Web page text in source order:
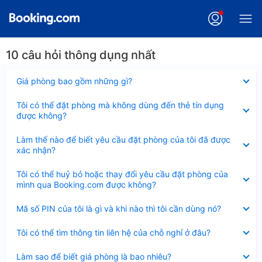
10 câu hỏi thông dụng nhất
Giá phòng bao gồm những gì?
thu
Tôi có thể đặt phòng mà không dùng đến thẻ tín dụng
được không?
thu
gọn
Làm thế nào để biết yêu cầu đặt phòng của tôi đã được
xác nhận?
thu
gọn
Tôi có thể huỷ bỏ hoặc thay đổi yêu cầu đặt phòng của
mình qua Booking.com được không?
thu
gọn
Mã số PIN của tôi là gì và khi nào thì tôi cần dùng nó?
thu
Tôi có thể tìm thông tin liên hệ của chỗ nghỉ ở đâu?
thu
Làm sao để biết giá phòng là bao nhiêu?
thu